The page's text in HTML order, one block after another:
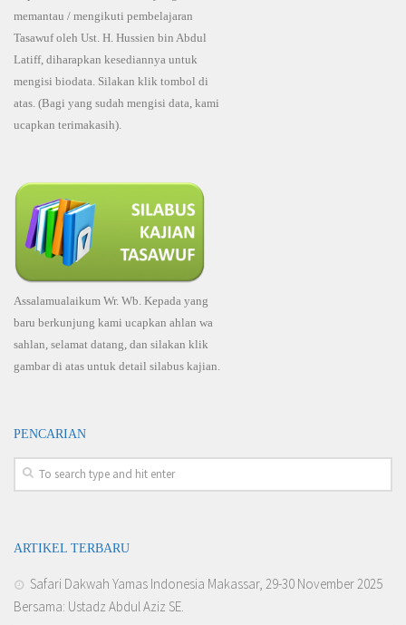
memantau / mengikuti pembelajaran
Tasawuf oleh Ust. H. Hussien bin Abdul
Latiff, diharapkan kesediannya untuk
mengisi biodata. Silakan klik tombol di
atas. (Bagi yang sudah mengisi data, kami
ucapkan terimakasih).
Assalamualaikum Wr. Wb. Kepada yang
baru berkunjung kami ucapkan ahlan wa
sahlan, selamat datang, dan silakan klik
gambar di atas untuk detail silabus kajian.
PENCARIAN
ARTIKEL TERBARU
Safari Dakwah Yamas Indonesia Makassar, 29-30 November 2025
Bersama: Ustadz Abdul Aziz SE.